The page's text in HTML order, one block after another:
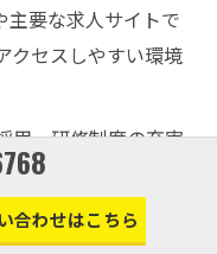
主要な求人サイトで
クセスしやすい環境
用、研修制度の充実
援やeラーニングを
を高めることで、
を整えています。
合わせはこちら